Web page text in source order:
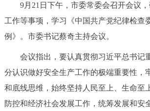
专题公开
政务服务
个人服务 法人服务
便民服务 利企服务
9月21日下午，市委常委会召开会议，
工作等事项，学习《中国共产党纪律检查
例》。市委书记蔡奇主持会议。
会议指出，要认真贯彻习近平总书记
分认识做好安全生产工作的极端重要性，
和底线思维，始终坚持人民至上、生命至
防控和经济社会发展工作，统筹发展和安